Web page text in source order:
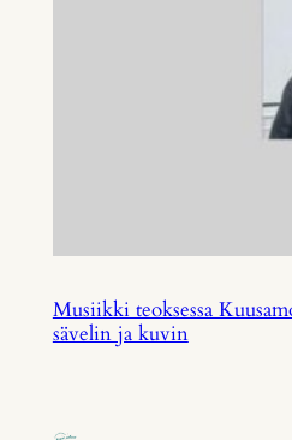
Musiikki teoksessa
sävelin ja kuvin